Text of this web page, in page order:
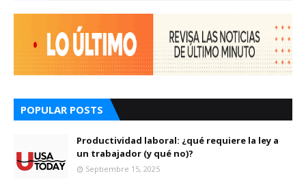
POPULAR POSTS
Productividad laboral: ¿qué requiere la ley a
un trabajador (y qué no)?
Septiembre 15, 2025